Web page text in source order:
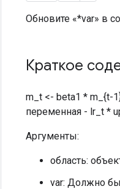
Обновите «*var» в
Краткое
m_t <- beta1 * m_{t-
переменная - lr_t *
Аргументы:
область:
var: Должно